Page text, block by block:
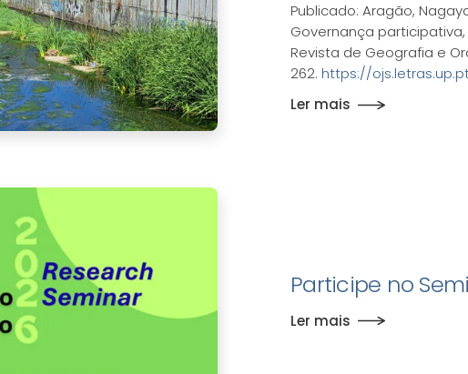
Publicado: Aragão,
Governança
Revista de Geografia e
262. https://
Ler mais
Participe no
Ler mais